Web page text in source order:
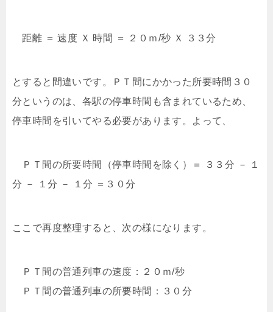
距離 ＝ 速度 Ｘ 時間 ＝ ２０ｍ/秒 Ｘ ３３分
とすると間違いです。ＰＴ間にかかった所要時間３０
分というのは、各駅の停車時間も含まれているため、
停車時間を引いてやる必要があります。よって、
ＰＴ間の所要時間（停車時間を除く）＝ ３３分 － １
分 － １分 － １分 ＝３０分
ここで再度整理すると、次の様になります。
ＰＴ間の普通列車の速度：２０ｍ/秒
ＰＴ間の普通列車の所要時間：３０分